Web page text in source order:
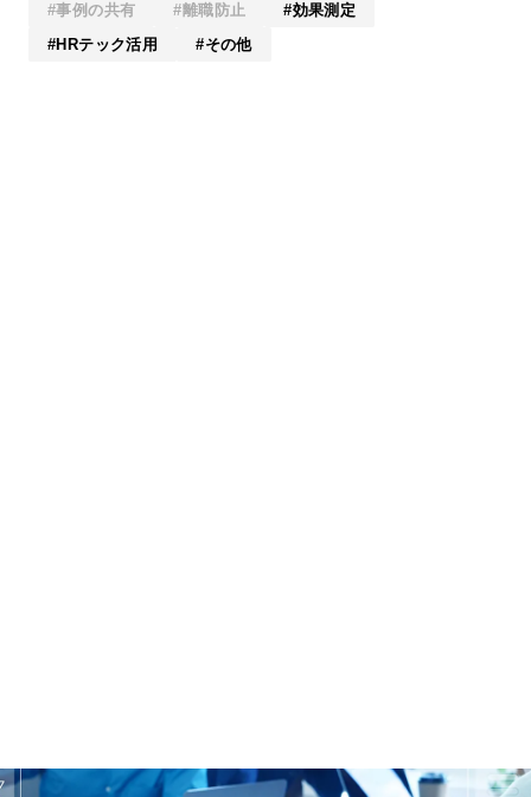
事例の共有 離職防止
効果測定
HRテック活用
その他